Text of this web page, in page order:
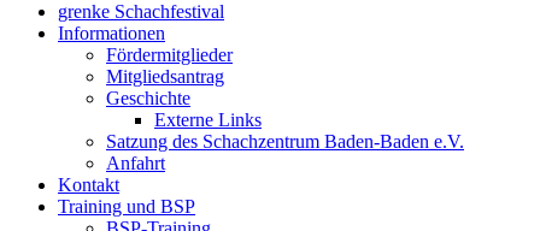
grenke Schachfestival
Informationen
Fördermitglieder
Mitgliedsantrag
Geschichte
Externe Links
Satzung des Schachzentrum Baden-Baden e.V.
Anfahrt
Kontakt
Training und BSP